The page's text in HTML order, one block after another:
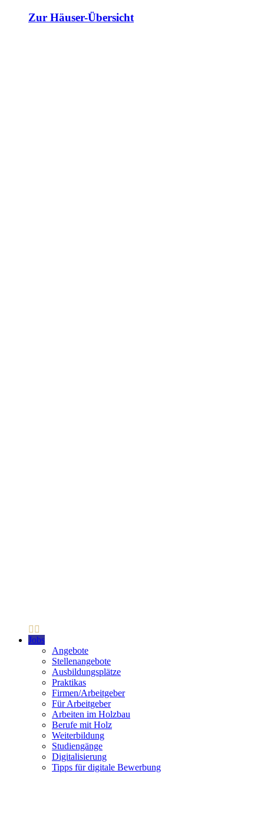
Zur Häuser-Übersicht
Jobs
Angebote
Stellenangebote
Ausbildungsplätze
Praktikas
Firmen/Arbeitgeber
Für Arbeitgeber
Arbeiten im Holzbau
Berufe mit Holz
Weiterbildung
Studiengänge
Digitalisierung
Tipps für digitale Bewerbung